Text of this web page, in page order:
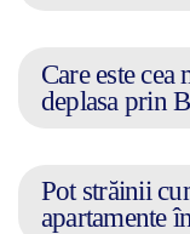
Care este cea
deplasa prin
Pot străinii
apartamente